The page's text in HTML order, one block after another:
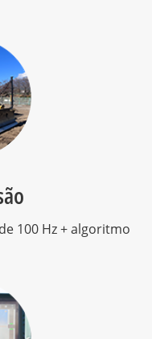
100 Hz + algoritmo